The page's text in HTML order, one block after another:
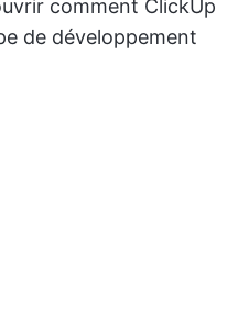
comment ClickUp
de développement